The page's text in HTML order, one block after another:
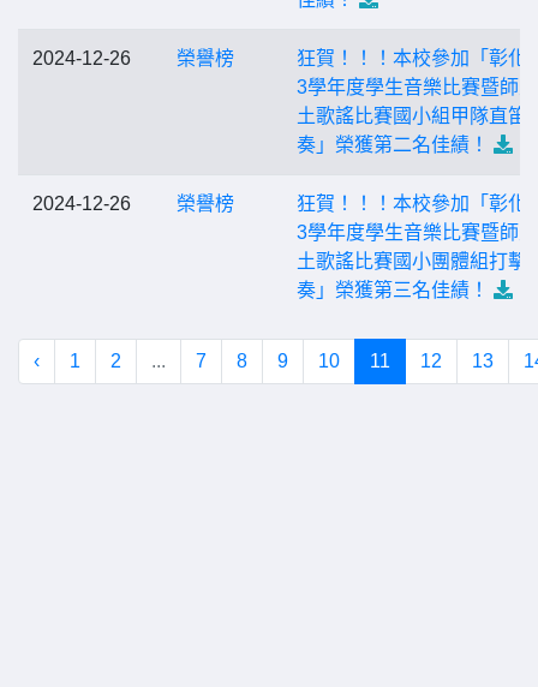
2024-12-26 榮譽榜
狂賀！！！本校參加「彰化
3學年度學生音樂比賽暨師
土歌謠比賽國小組甲隊直笛
奏」榮獲第二名佳績！
2024-12-26 榮譽榜
狂賀！！！本校參加「彰化
3學年度學生音樂比賽暨師
土歌謠比賽國小團體組打擊
奏」榮獲第三名佳績！
‹ 1 2 ... 7 8 9 10 11 12 13